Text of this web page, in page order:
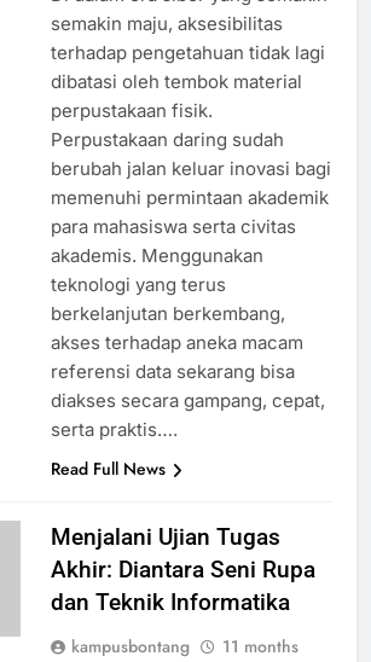
semakin maju, aksesibilitas
terhadap pengetahuan tidak lagi
dibatasi oleh tembok material
perpustakaan fisik.
Perpustakaan daring sudah
berubah jalan keluar inovasi bagi
memenuhi permintaan akademik
para mahasiswa serta civitas
akademis. Menggunakan
teknologi yang terus
berkelanjutan berkembang,
akses terhadap aneka macam
referensi data sekarang bisa
diakses secara gampang, cepat,
serta praktis….
Read Full News
Menjalani Ujian Tugas
Akhir: Diantara Seni Rupa
dan Teknik Informatika
kampusbontang
11 months